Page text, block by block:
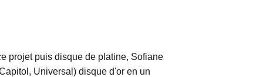
projet puis disque de platine, Sofiane
Universal) disque d'or en un